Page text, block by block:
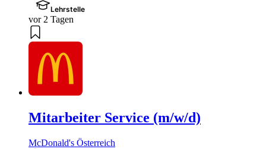
Lehrstelle
vor 2 Tagen
Mitarbeiter Service (m/w/d)
McDonald's Österreich